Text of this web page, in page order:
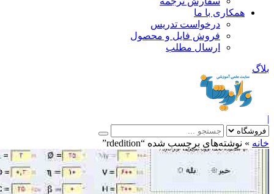
همکاری با ما
درخواست تدریس
فروش فایل و محصول
ارسال مطلب
»نوشته‌های برچسب شده “rdedition”